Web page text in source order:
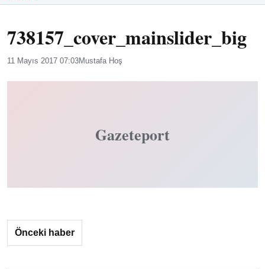
738157_cover_mainslider_big
11 Mayıs 2017 07:03Mustafa Hoş
Gazeteport
Önceki haber